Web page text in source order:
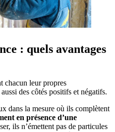
: quels avantages
chacun leur propres
des côtés positifs et négatifs.
dans la mesure où ils complètent
en présence d’une
ils n’émettent pas de particules